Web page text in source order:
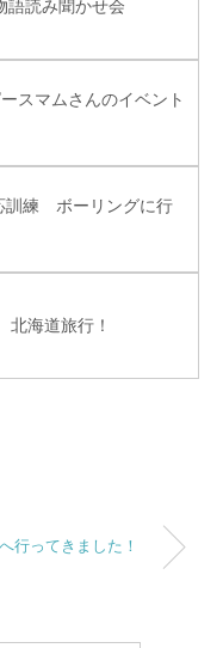
読み聞かせ会
スマムさんのイベント
練 ボーリングに行
海道旅行！
行ってきました！